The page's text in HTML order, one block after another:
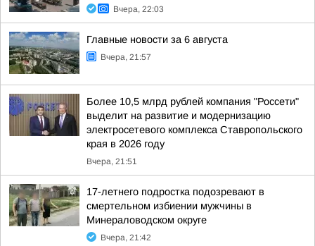
Вчера, 22:03
Главные новости за 6 августа
Вчера, 21:57
Более 10,5 млрд рублей компания "Россети"
выделит на развитие и модернизацию
электросетевого комплекса Ставропольского
края в 2026 году
Вчера, 21:51
17-летнего подростка подозревают в
смертельном избиении мужчины в
Минераловодском округе
Вчера, 21:42